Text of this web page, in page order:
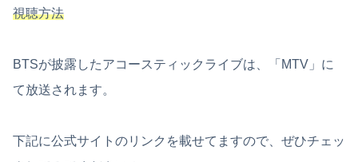
視聴方法
BTSが披露したアコースティックライブは、「MTV」に
て放送されます。
下記に公式サイトのリンクを載せてますので、ぜひチェッ